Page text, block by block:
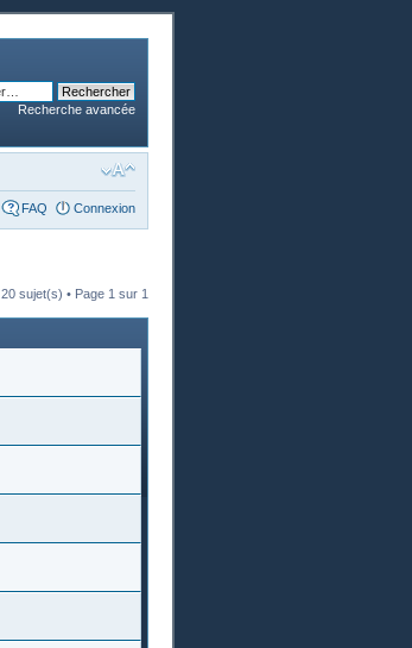
Recherche avancée
FAQ Connexion
20 sujet(s) • Page 1 sur 1